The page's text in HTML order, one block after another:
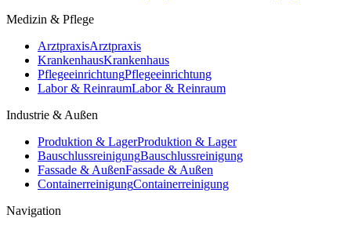
Medizin & Pflege
ArztpraxisArztpraxis
KrankenhausKrankenhaus
PflegeeinrichtungPflegeeinrichtung
Labor & ReinraumLabor & Reinraum
Industrie & Außen
Produktion & LagerProduktion & Lager
BauschlussreinigungBauschlussreinigung
Fassade & AußenFassade & Außen
ContainerreinigungContainerreinigung
Navigation